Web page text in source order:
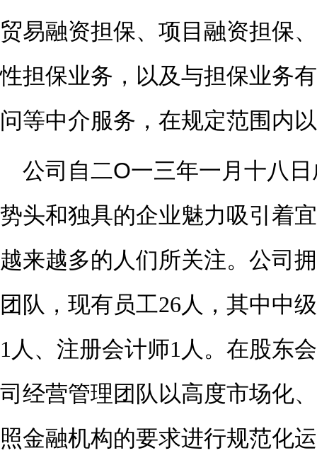
贸易融资担保、项目融资担保
性担保业务，以及与担保业务
问等中介服务，在规定范围内
公司自二O一三年一月十八
势头和独具的企业魅力吸引着
越来越多的人们所关注。 公司
团队， 现有员工26人，其中中
1 人、注册会计师1 人。在股东
司经营管理团队以高度市场化
照金融机构的要求进行规范化